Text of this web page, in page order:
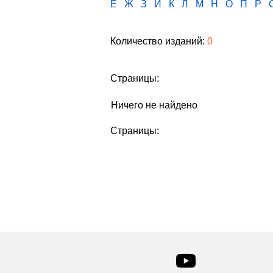
Е
Ж З И К Л М Н О П Р
Количество изданий: 0
Страницы:
Ничего не найдено
Страницы: